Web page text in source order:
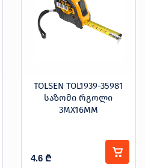
TOLSEN TOL1939-35981
საზომი რგოლი
3MX16MM
4.6 ₾